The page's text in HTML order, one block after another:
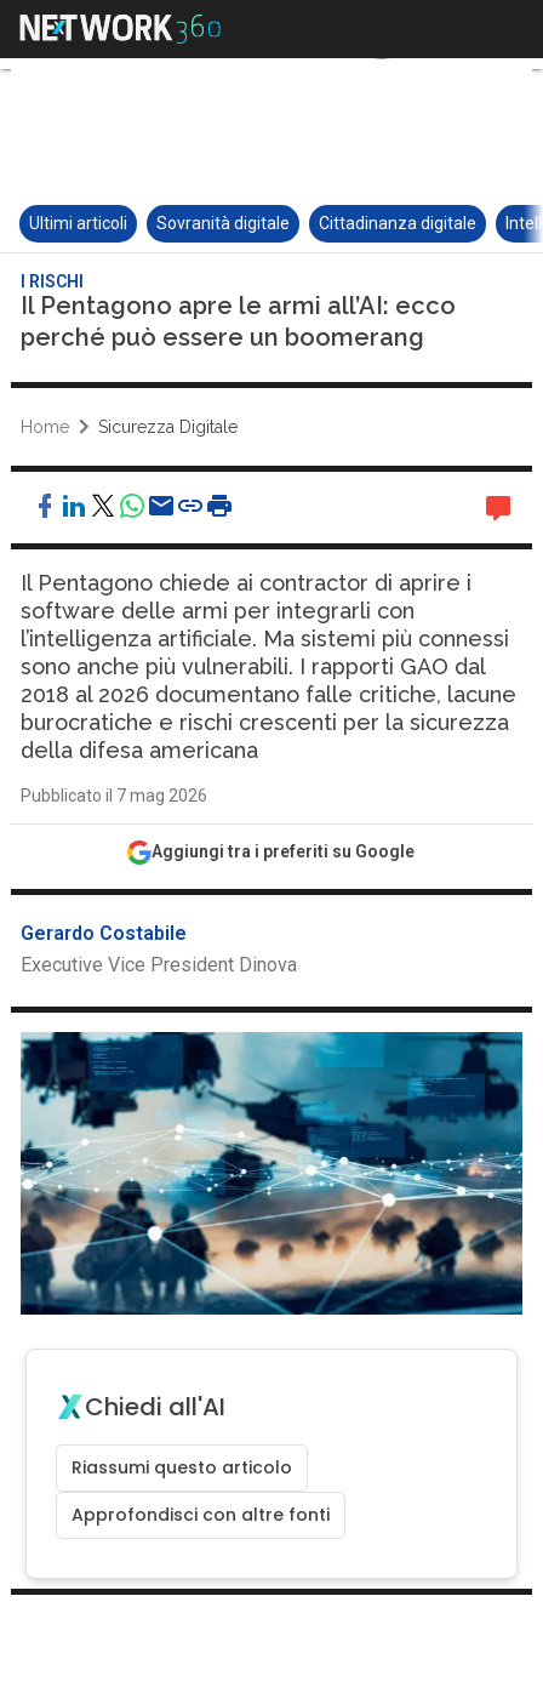
Ultimi articoli Sovranità digitale Cittadinanza digitale
I RISCHI
Il Pentagono apre le armi all’AI: ecco
perché può essere un boomerang
Home Sicurezza Digitale
Il Pentagono chiede ai contractor di aprire i
software delle armi per integrarli con
l’intelligenza artificiale. Ma sistemi più connessi
sono anche più vulnerabili. I rapporti GAO dal
2018 al 2026 documentano falle critiche, lacune
burocratiche e rischi crescenti per la sicurezza
della difesa americana
Pubblicato il 7 mag 2026
Aggiungi tra i preferiti su Google
Gerardo Costabile
Executive Vice President Dinova
Chiedi all'AI
Riassumi questo articolo
Approfondisci con altre fonti